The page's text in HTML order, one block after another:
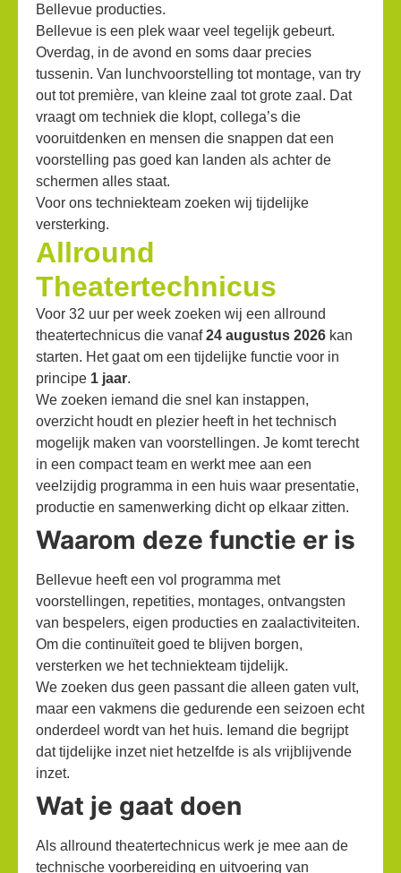
Bellevue producties.
Bellevue is een plek waar veel tegelijk gebeurt.
Overdag, in de avond en soms daar precies
tussenin. Van lunchvoorstelling tot montage, van try
out tot première, van kleine zaal tot grote zaal. Dat
vraagt om techniek die klopt, collega’s die
vooruitdenken en mensen die snappen dat een
voorstelling pas goed kan landen als achter de
schermen alles staat.
Voor ons techniekteam zoeken wij tijdelijke
versterking.
Allround
Theatertechnicus
Voor 32 uur per week zoeken wij een allround
theatertechnicus die vanaf24 augustus 2026 kan
starten. Het gaat om een tijdelijke functie voor in
principe 1 jaar.
We zoeken iemand die snel kan instappen,
overzicht houdt en plezier heeft in het technisch
mogelijk maken van voorstellingen. Je komt terecht
in een compact team en werkt mee aan een
veelzijdig programma in een huis waar presentatie,
productie en samenwerking dicht op elkaar zitten.
Waarom deze functie er is
Bellevue heeft een vol programma met
voorstellingen, repetities, montages, ontvangsten
van bespelers, eigen producties en zaalactiviteiten.
Om die continuïteit goed te blijven borgen,
versterken we het techniekteam tijdelijk.
We zoeken dus geen passant die alleen gaten vult,
maar een vakmens die gedurende een seizoen echt
onderdeel wordt van het huis. Iemand die begrijpt
dat tijdelijke inzet niet hetzelfde is als vrijblijvende
inzet.
Wat je gaat doen
Als allround theatertechnicus werk je mee aan de
technische voorbereiding en uitvoering van